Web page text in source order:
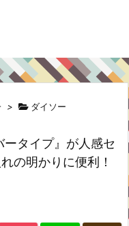
> ダイソー
タイプ』が人感セ
の明かりに便利！